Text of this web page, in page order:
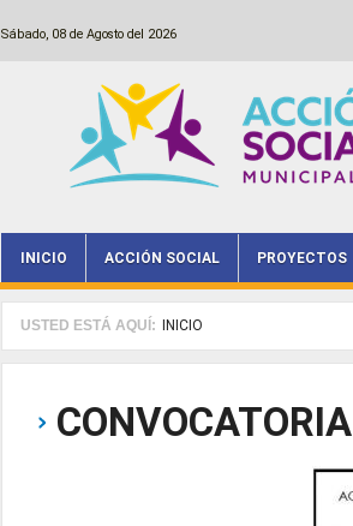
Sábado, 08 de Agosto del 2026
Main menu
INICIO ACCIÓN SOCIAL PROYECTOS
USTED ESTÁ AQUÍ: INICIO
CONVOCATORIA